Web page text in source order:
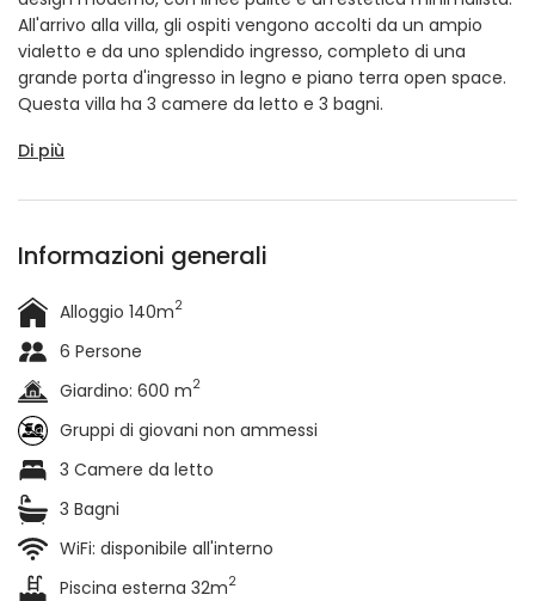
All'arrivo alla villa, gli ospiti vengono accolti da un ampio
vialetto e da uno splendido ingresso, completo di una
grande porta d'ingresso in legno e piano terra open space.
Questa villa ha 3 camere da letto e 3 bagni.
Di più
Informazioni generali
Alloggio 140m2
6 Persone
Giardino: 600 m2
Gruppi di giovani non ammessi
3 Camere da letto
3 Bagni
WiFi: disponibile all'interno
Piscina esterna 32m2